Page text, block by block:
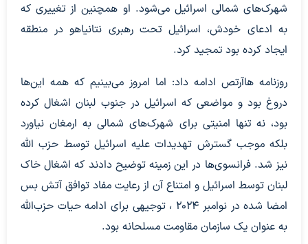
شهرک‌های شمالی اسرائیل می‌شود. او همچنین از تغییری که
به ادعای خودش، اسرائیل تحت رهبری نتانیاهو در منطقه
ایجاد کرده بود تمجید کرد.
روزنامه هاآرتص ادامه داد: اما امروز می‌بینیم که همه این‌ها
دروغ بود و مواضعی که اسرائیل در جنوب لبنان اشغال کرده
بود، نه تنها امنیتی برای شهرک‌های شمالی به ارمغان نیاورد
بلکه موجب گسترش تهدیدات علیه اسرائیل توسط حزب الله
نیز شد. فرانسوی‌ها در این زمینه توضیح دادند که اشغال خاک
لبنان توسط اسرائیل و امتناع آن از رعایت مفاد توافق آتش بس
امضا شده در نوامبر 2024 ، توجیهی برای ادامه حیات حزب‌الله
به عنوان یک سازمان مقاومت مسلحانه بود.